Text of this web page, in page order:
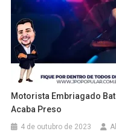
Motorista Embriagado
Acaba Preso
4 de outubro de 2023